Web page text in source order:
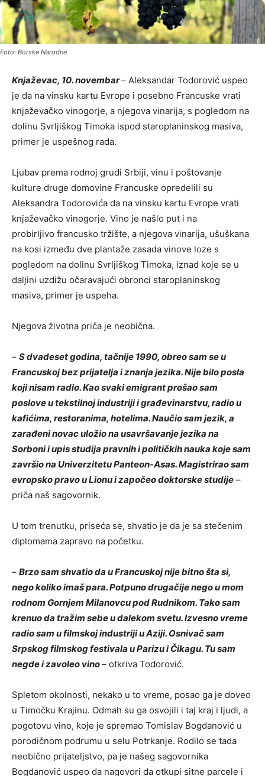
Foto: Borske Narodne
Knjaževac, 10. novembar– Aleksandar Todorović uspeo
je da na vinsku kartu Evrope i posebno Francuske vrati
knjaževačko vinogorje, a njegova vinarija, s pogledom na
dolinu Svrljiškog Timoka ispod staroplaninskog masiva,
primer je uspešnog rada.
Ljubav prema rodnoj grudi Srbiji, vinu i poštovanje
kulture druge domovine Francuske opredelili su
Aleksandra Todorovića da na vinsku kartu Evrope vrati
knjaževačko vinogorje. Vino je našlo put i na
probirljivo francusko tržište, a njegova vinarija, ušuškana
na kosi između dve plantaže zasada vinove loze s
pogledom na dolinu Svrljiškog Timoka, iznad koje se u
daljini uzdižu očaravajući obronci staroplaninskog
masiva, primer je uspeha.
Njegova životna priča je neobična.
– S dvadeset godina, tačnije 1990, obreo sam se u
Francuskoj bez prijatelja i znanja jezika. Nije bilo posla
koji nisam radio. Kao svaki emigrant prošao sam
poslove u tekstilnoj industriji i građevinarstvu, radio u
kafićima, restoranima, hotelima. Naučio sam jezik, a
zarađeni novac uložio na usavršavanje jezika na
Sorboni i upis studija pravnih i političkih nauka koje sam
završio na Univerzitetu Panteon-Asas. Magistrirao sam
evropsko pravo u Lionu i započeo doktorske studije –
priča naš sagovornik.
U tom trenutku, priseća se, shvatio je da je sa stečenim
diplomama zapravo na početku.
– Brzo sam shvatio da u Francuskoj nije bitno šta si,
nego koliko imaš para. Potpuno drugačije nego u mom
rodnom Gornjem Milanovcu pod Rudnikom. Tako sam
krenuo da tražim sebe u dalekom svetu. Izvesno vreme
radio sam u filmskoj industriji u Aziji. Osnivač sam
Srpskog filmskog festivala u Parizu i Čikagu. Tu sam
negde i zavoleo vino– otkriva Todorović.
Spletom okolnosti, nekako u to vreme, posao ga je doveo
u Timočku Krajinu. Odmah su ga osvojili i taj kraj i ljudi, a
pogotovu vino, koje je spremao Tomislav Bogdanović u
porodičnom podrumu u selu Potrkanje. Rodilo se tada
neobično prijateljstvo, pa je našeg sagovornika
Bogdanović uspeo da nagovori da otkupi sitne parcele i